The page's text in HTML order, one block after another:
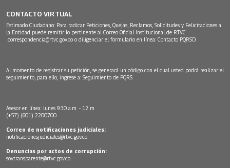
CONTACTO VIRTUAL
Estimado Ciudadano: Para radicar Peticiones, Quejas, Reclamos, Solicitudes y Felicitaciones a
la Entidad puede remitir lo pertinente al Correo Oficial Institucional de RTVC
correspondencia@rtvc.gov.co o diligenciar el formulario en línea: Contacto PQRSD.
Al momento de registrar su petición, se generará un código con el cual usted podrá realizar el
seguimiento, para ello, ingrese a: Seguimiento de PQRS
Asesor en línea: lunes 9:30 a.m. - 12 m
(+57) (601) 2200700
Correo de notificaciones judiciales:
notificacionesjudiciales@rtvc.gov.co
Denuncias por actos de corrupción:
soytransparente@rtvc.gov.co